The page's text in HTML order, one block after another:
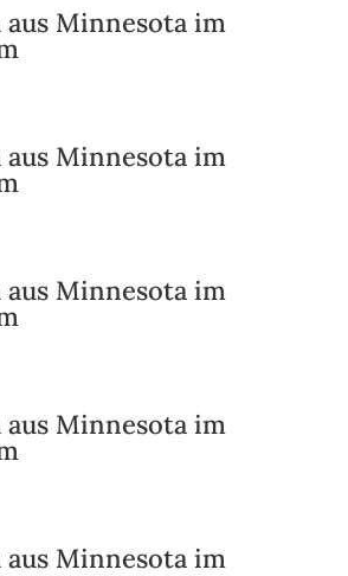
aus Minnesota im
aus Minnesota im
aus Minnesota im
aus Minnesota im
aus Minnesota im